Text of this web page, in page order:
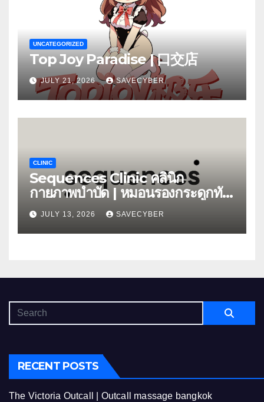
UNCATEGORIZED
Top Joy Paradise | 口交店
JULY 21, 2026 SAVECYBER
CLINIC
Sequences Clinic คลินิก
กายภาพบำบัด | หมอนรองกระดูกทับ
เส้นJULY 13, 2026 SAVECYBER
RECENT POSTS
The Victoria Outcall | Outcall massage bangkok